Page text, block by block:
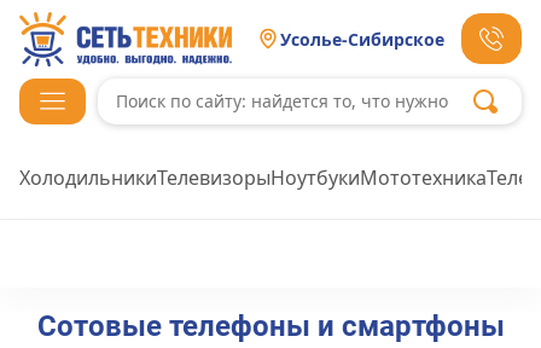
Усолье-Сибирское
ХолодильникиТелевизорыНоутбукиМототехника
Сотовые телефоны и смартфоны